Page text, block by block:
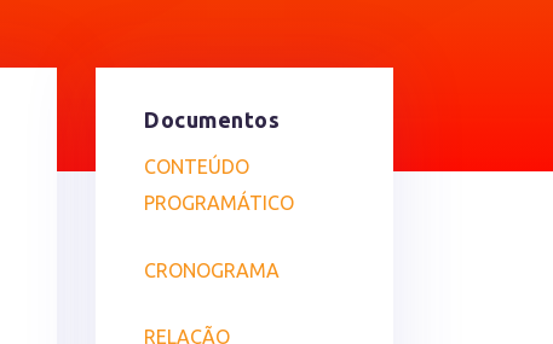
Documentos
CONTEÚDO
PROGRAMÁTICO
CRONOGRAMA
RELAÇÃO